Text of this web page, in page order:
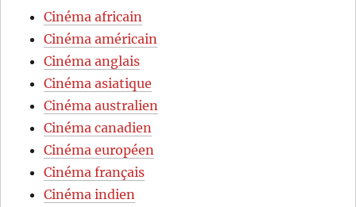
Cinéma africain
Cinéma américain
Cinéma anglais
Cinéma asiatique
Cinéma australien
Cinéma canadien
Cinéma européen
Cinéma français
Cinéma indien